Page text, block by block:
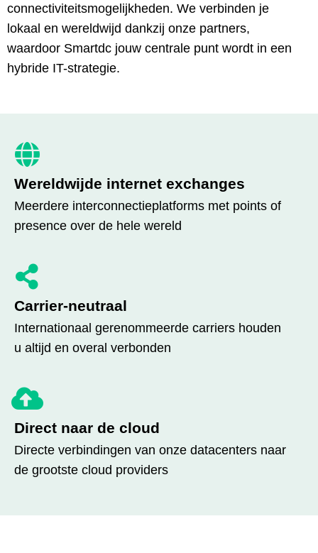
connectiviteitsmogelijkheden. We verbinden je
lokaal en wereldwijd dankzij onze partners,
waardoor Smartdc jouw centrale punt wordt in een
hybride IT-strategie.
Wereldwijde internet exchanges
Meerdere interconnectieplatforms met points of
presence over de hele wereld
Carrier-neutraal
Internationaal gerenommeerde carriers houden
u altijd en overal verbonden
Direct naar de cloud
Directe verbindingen van onze datacenters naar
de grootste cloud providers